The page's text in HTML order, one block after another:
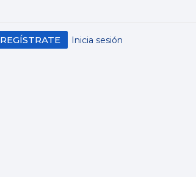
Inicia sesión
REGÍSTRATE